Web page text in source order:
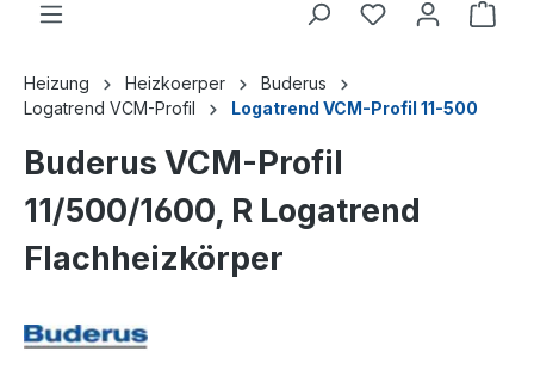
Heizung Heizkoerper
Buderus
Logatrend VCM-Profil
Logatrend VCM-Profil 11-500
Buderus VCM-Profil
11/500/1600, R Logatrend
Flachheizkörper